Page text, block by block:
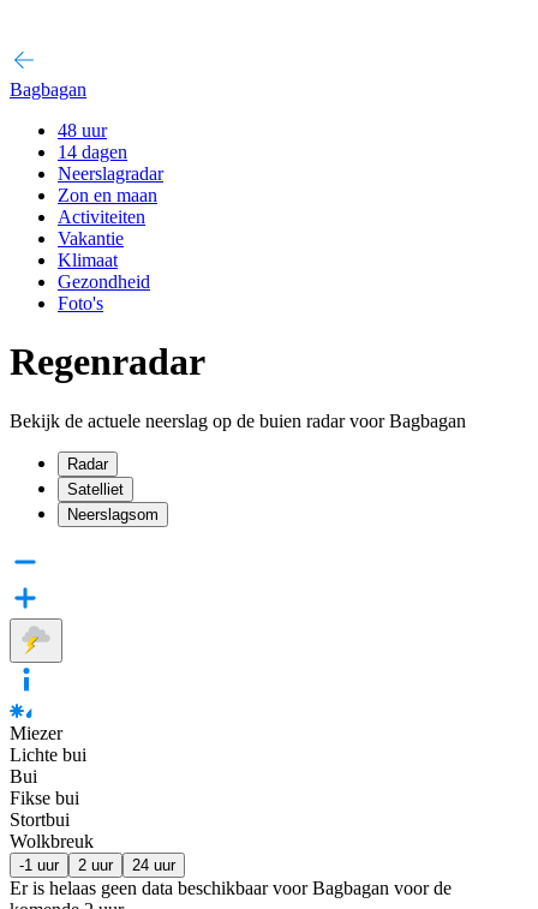
Bagbagan
48 uur
14 dagen
Neerslagradar
Zon en maan
Activiteiten
Vakantie
Klimaat
Gezondheid
Foto's
Regenradar
Bekijk de actuele neerslag op de buien radar voor Bagbagan
Radar
Satelliet
Neerslagsom
Miezer
Lichte bui
Bui
Fikse bui
Stortbui
Wolkbreuk
-1 uur 2 uur 24 uur
Er is helaas geen data beschikbaar voor Bagbagan voor de